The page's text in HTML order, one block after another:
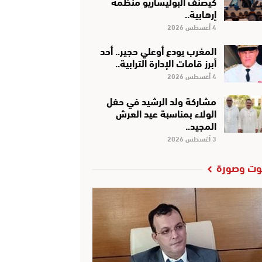
إرهابية..
4 أغسطس 2026
المغرب يودع أوعلي حجير.. أحد
أبرز قامات الإدارة الترابية..
4 أغسطس 2026
مشاركة ولد الرشيد في حفل
الولاء بمناسبة عيد العرش
المجيد..
3 أغسطس 2026
وصورة